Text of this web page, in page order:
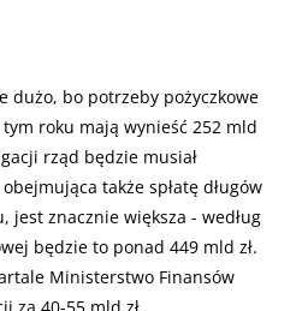
dużo, bo potrzeby pożyczkowe
roku mają wynieść 252 mld
rząd będzie musiał
także spłatę długów
jest znacznie większa - według
będzie to ponad 449 mld zł.
Ministerstwo Finansów